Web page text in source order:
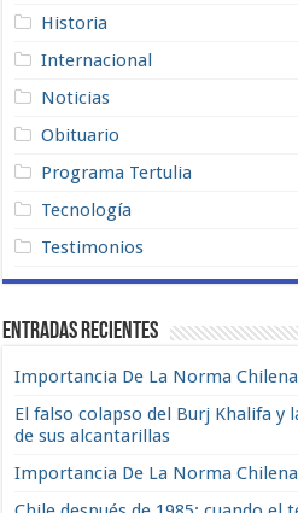
Historia
Internacional
Noticias
Obituario
Programa Tertulia
Tecnología
Testimonios
Entradas recientes
Importancia De La Norma
El falso colapso del Burj Khalifa y
de sus alcantarillas
Importancia De La Norma